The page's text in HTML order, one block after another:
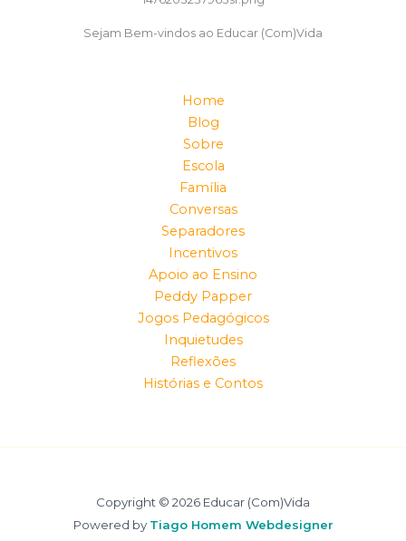
Sejam Bem-vindos ao Educar (Com)Vida
Home
Blog
Sobre
Escola
Família
Conversas
Separadores
Incentivos
Apoio ao Ensino
Peddy Papper
Jogos Pedagógicos
Inquietudes
Reflexões
Histórias e Contos
Copyright © 2026 Educar (Com)Vida
Powered by Tiago Homem Webdesigner